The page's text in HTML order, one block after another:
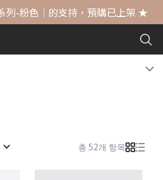
列-粉色｜的支持，預購已上架 ★
총 52개 항목